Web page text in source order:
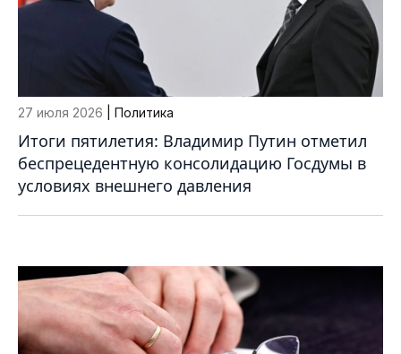
27 июля 2026 | Политика
Итоги пятилетия: Владимир Путин отметил
беспрецедентную консолидацию Госдумы в
условиях внешнего давления